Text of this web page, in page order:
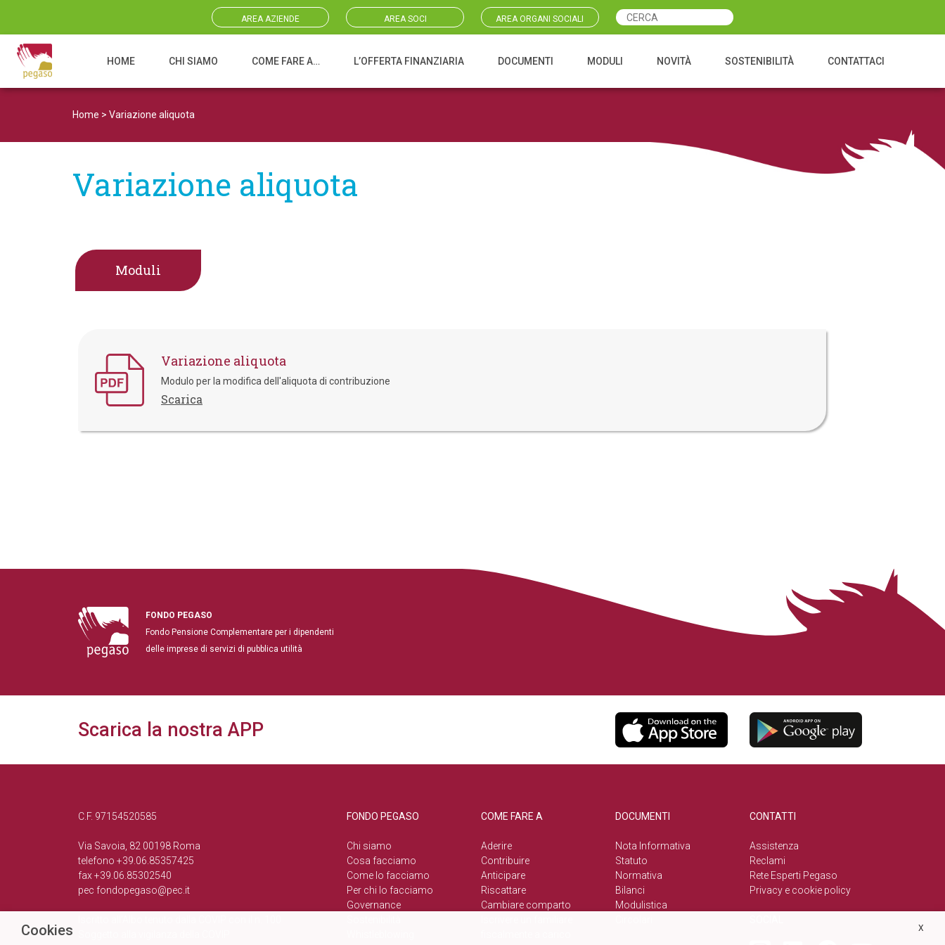
AREA AZIENDE AREA SOCI AREA ORGANI SOCIALI
Navigazione principale
HOME CHI SIAMO COME FARE A… L’OFFERTA FINANZIARIA DOCUMENTI MODULI NOVITÀ SOSTENIBILITÀ CONTATTACI
Home > Variazione aliquota
Variazione aliquota
Moduli
Variazione aliquota
Modulo per la modifica dell'aliquota di contribuzione
Scarica
FONDO PEGASO
Fondo Pensione Complementare per i dipendenti
delle imprese di servizi di pubblica utilità
Scarica la nostra APP
C.F. 97154520585
Via Savoia, 82 00198 Roma
telefono +39.06.85357425
fax +39.06.85302540
pec fondopegaso@pec.it
FONDO PEGASO
Chi siamo
Cosa facciamo
Come lo facciamo
Per chi lo facciamo
Governance
COME FARE A
Aderire
Contribuire
Anticipare
Riscattare
Cambiare comparto
DOCUMENTI
Nota Informativa
Statuto
Normativa
Bilanci
Modulistica
CONTATTI
Assistenza
Reclami
Rete Esperti Pegaso
Privacy e cookie policy
X
Cookies